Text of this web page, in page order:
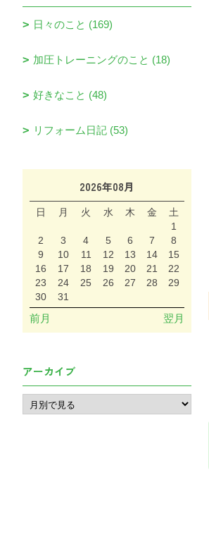
日々のこと (169)
加圧トレーニングのこと (18)
好きなこと (48)
リフォーム日記 (53)
2026年08月
日 月 火 水 木 金
土
1
2
3 4 5 6 7
8
9
10 11 12 13 14
15
16
17 18 19 20 21
22
23
24 25 26 27 28
29
30
31
前月 翌月
アーカイブ